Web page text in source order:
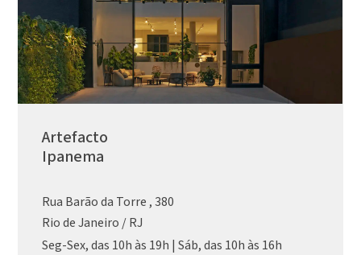
Artefacto
Ipanema
Rua Barão da Torre , 380
Rio de Janeiro / RJ
Seg-Sex, das 10h às 19h | Sáb, das 10h às 16h